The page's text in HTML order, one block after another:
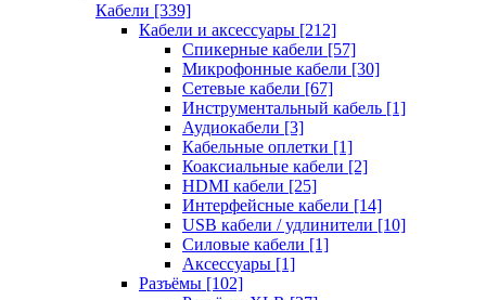
Кабели [339]
Кабели и аксессуары [212]
Спикерные кабели [57]
Микрофонные кабели [30]
Сетевые кабели [67]
Инструментальный кабель [1]
Аудиокабели [3]
Кабельные оплетки [1]
Коаксиальные кабели [2]
HDMI кабели [25]
Интерфейсные кабели [14]
USB кабели / удлинители [10]
Силовые кабели [1]
Аксессуары [1]
Разъёмы [102]